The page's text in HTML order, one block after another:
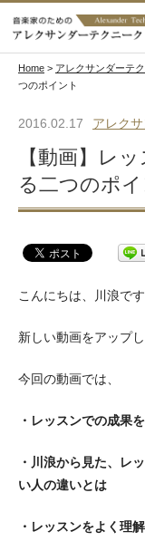
Home > アレクサンダーテ
つのポイント
2016.02.17 アレク
【動画】レ
る二つのポイ
こんにちは、川浪です
新しい動画をアップし
今回の動画では、
・レッスンでの成果
・川浪から見た、レ
い人の違いとは
・レッスンをよく理